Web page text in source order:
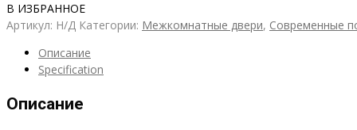
В ИЗБРАННОЕ
Артикул: Н/Д Категории: Межкомнатные двери, Современные
Описание
Specification
Описание